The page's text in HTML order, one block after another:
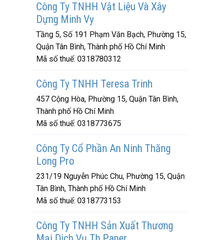
Công Ty TNHH Vật Liệu Và Xây
Dựng Minh Vy
Tầng 5, Số 191 Phạm Văn Bạch, Phường 15,
Quận Tân Bình, Thành phố Hồ Chí Minh
Mã số thuế: 0318780312
Công Ty TNHH Teresa Trinh
457 Cộng Hòa, Phường 15, Quận Tân Bình,
Thành phố Hồ Chí Minh
Mã số thuế: 0318773675
Công Ty Cổ Phần An Ninh Thăng
Long Pro
231/19 Nguyễn Phúc Chu, Phường 15, Quận
Tân Bình, Thành phố Hồ Chí Minh
Mã số thuế: 0318773153
Công Ty TNHH Sản Xuất Thương